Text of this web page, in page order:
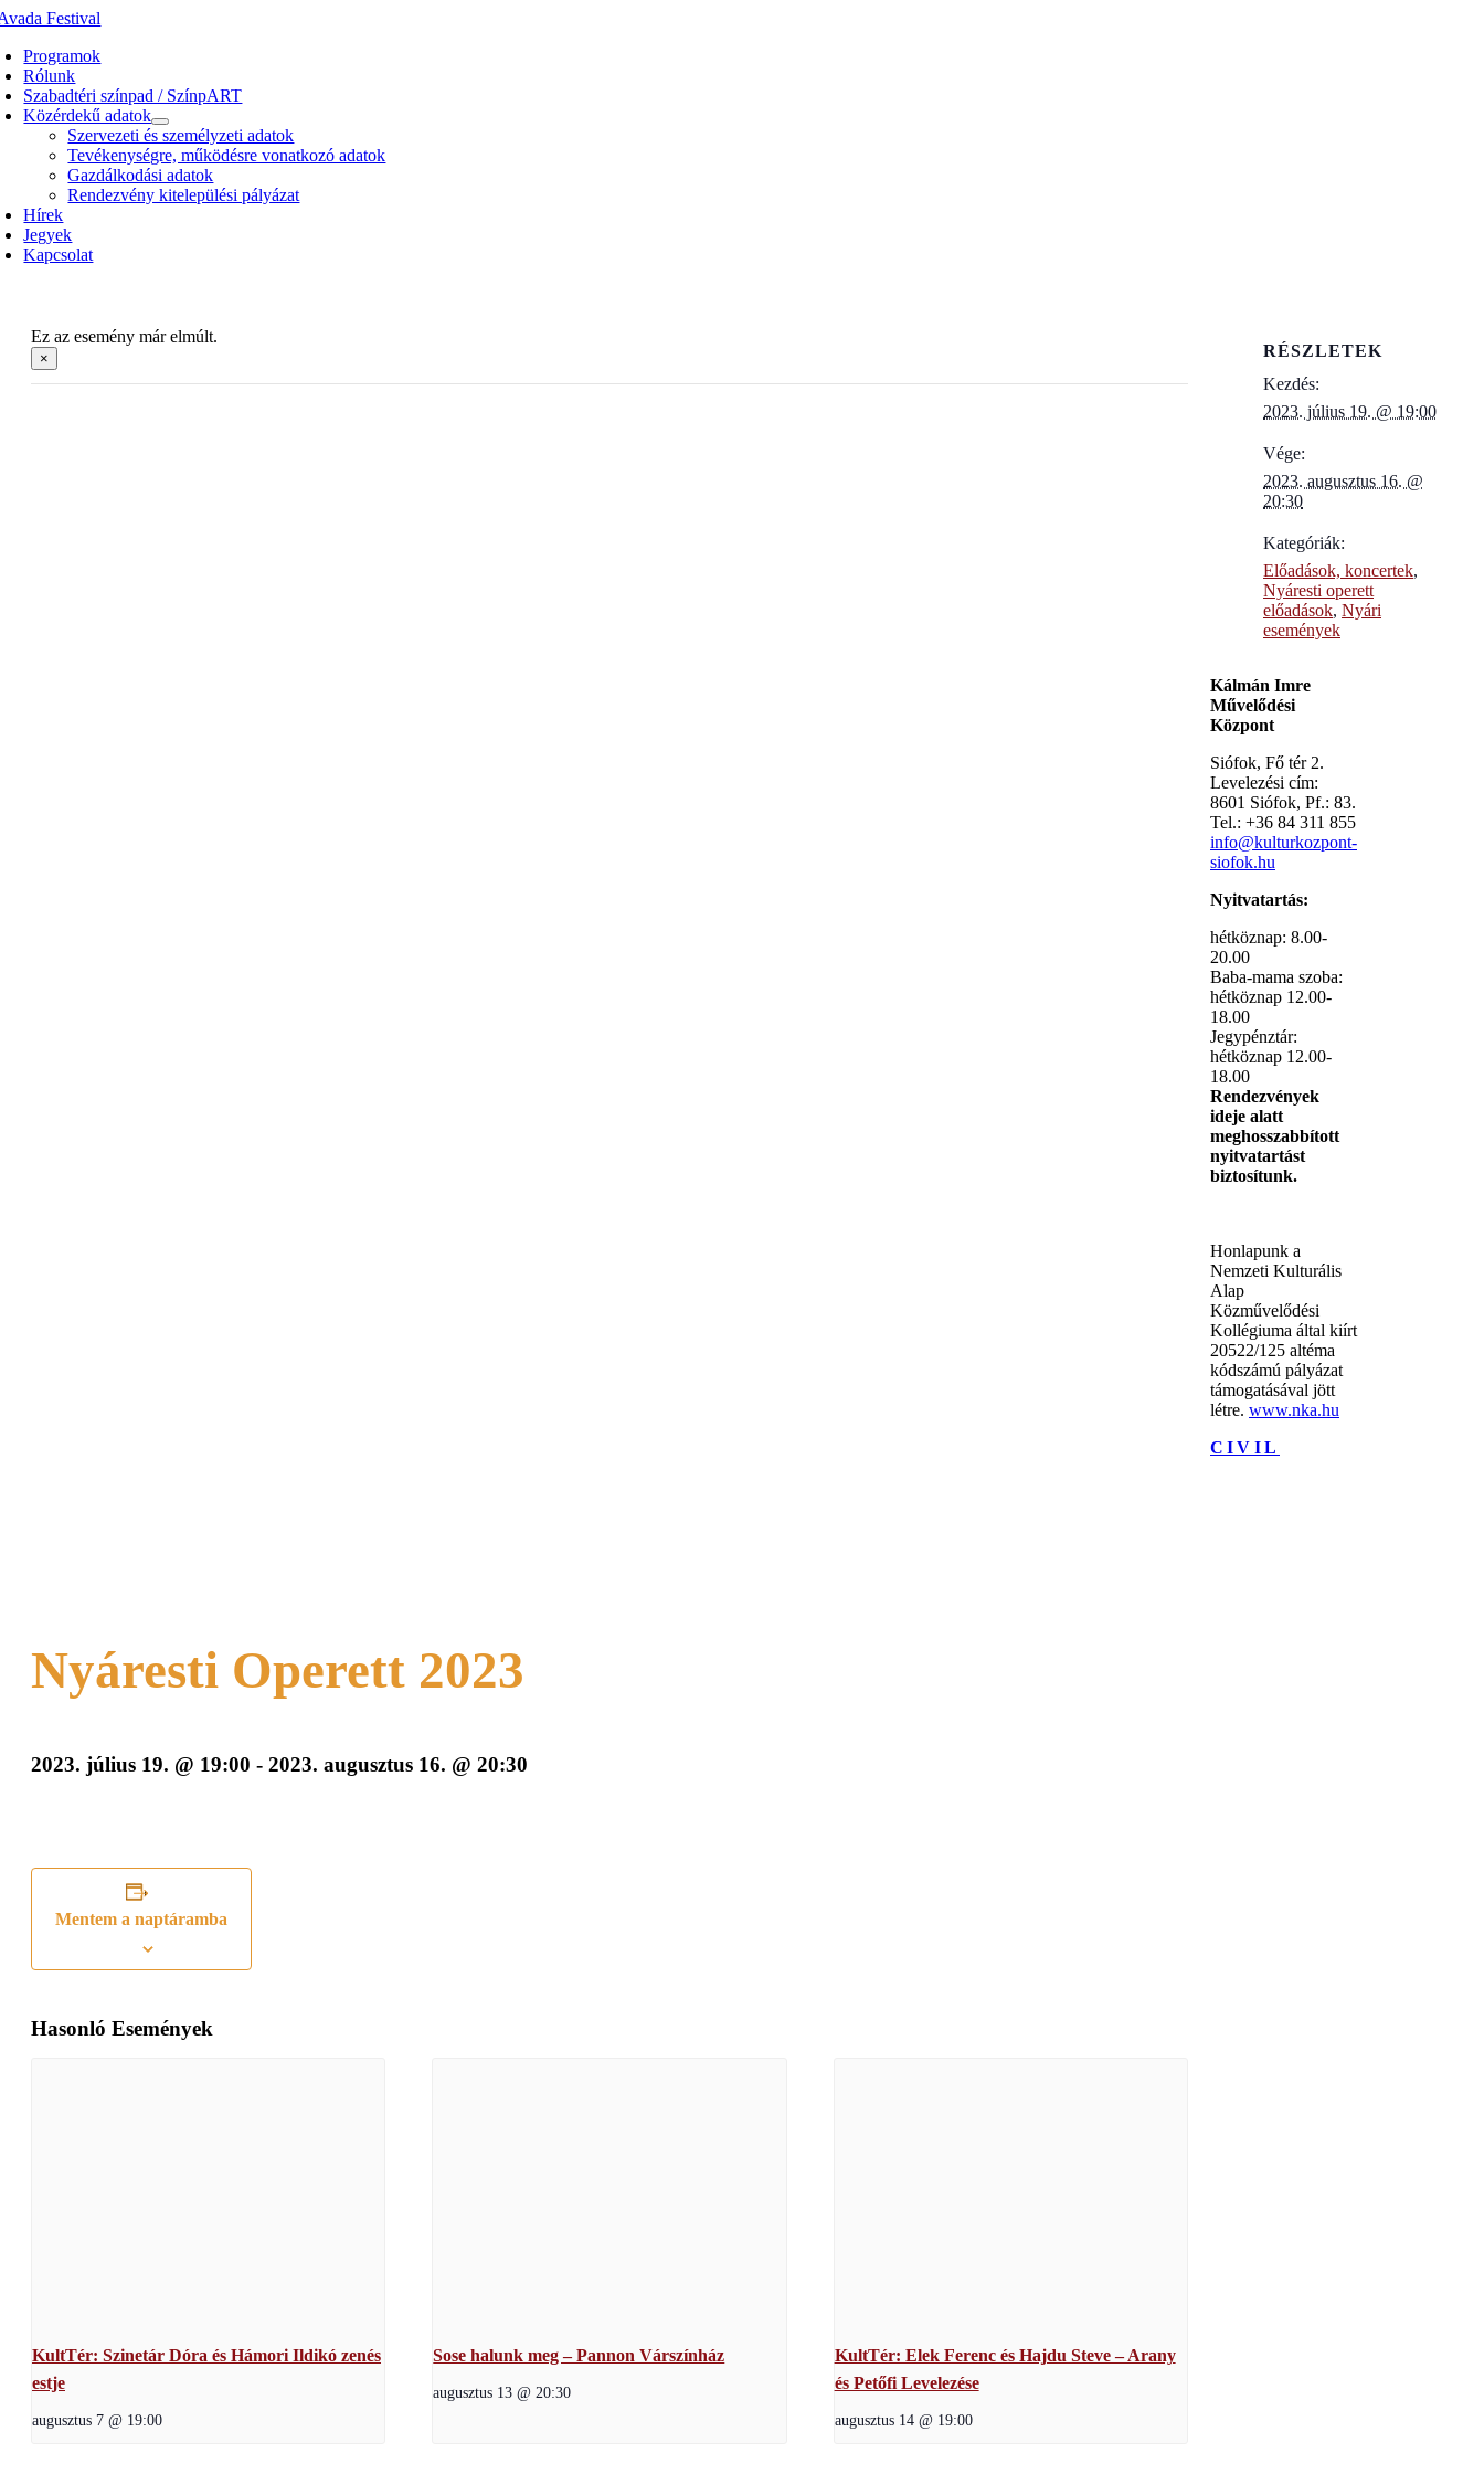
Kihagyás
Programok
Rólunk
Szabadtéri színpad / SzínpART
Közérdekű adatok
Szervezeti és személyzeti adatok
Tevékenységre, működésre vonatkozó adatok
Gazdálkodási adatok
Rendezvény kitelepülési pályázat
Hírek
Jegyek
Kapcsolat
Ez az esemény már elmúlt.
×
Nyáresti Operett 2023
2023. július 19. @ 19:00 - 2023. augusztus 16. @ 20:30
Mentem a naptáramba
Hasonló Események
KultTér: Szinetár Dóra és Hámori Ildikó zenés
estje
augusztus 7 @ 19:00
Sose halunk meg – Pannon Várszínház
augusztus 13 @ 20:30
KultTér: Elek Ferenc és Hajdu Steve – Arany
és Petőfi Levelezése
augusztus 14 @ 19:00
RÉSZLETEK
Kezdés:
2023. július 19. @ 19:00
Vége:
2023. augusztus 16. @
20:30
Kategóriák:
Előadások, koncertek,
Nyáresti operett
előadások, Nyári
események
Kálmán Imre
Művelődési
Központ
Siófok, Fő tér 2.
Levelezési cím:
8601 Siófok, Pf.: 83.
Tel.: +36 84 311 855
info@kulturkozpont-
siofok.hu
Nyitvatartás:
hétköznap: 8.00-
20.00
Baba-mama szoba:
hétköznap 12.00-
18.00
Jegypénztár:
hétköznap 12.00-
18.00
Rendezvények
ideje alatt
meghosszabbított
nyitvatartást
biztosítunk.
Honlapunk a
Nemzeti Kulturális
Alap
Közművelődési
Kollégiuma által kiírt
20522/125 altéma
kódszámú pályázat
támogatásával jött
létre. www.nka.hu
CIVIL